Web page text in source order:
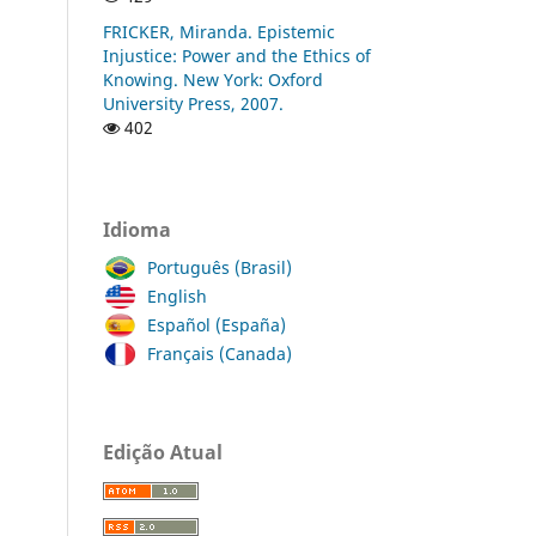
FRICKER, Miranda. Epistemic
Injustice: Power and the Ethics of
Knowing. New York: Oxford
University Press, 2007.
402
Idioma
Português (Brasil)
English
Español (España)
Français (Canada)
Edição Atual